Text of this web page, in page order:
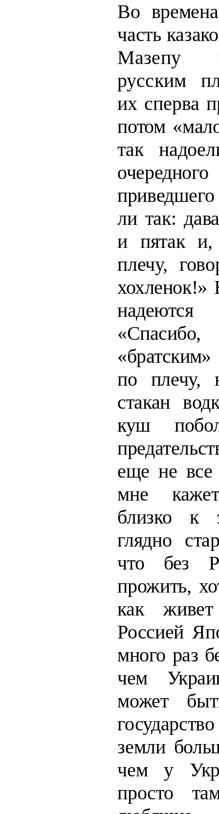
Во
часть
Мазепу
русским
их сперва
потом
так
ли так:
и пятак и,
плечу,
надеются
по плечу,
стакан
куш
еще не
мне
близко к
глядно
что без
прожить,
как
Россией
много раз
чем
может
земли
чем у
просто